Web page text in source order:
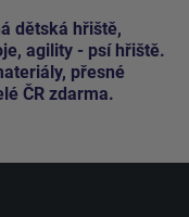
dětská hřiště,
agility - psí hřiště.
přesné
ČR zdarma.